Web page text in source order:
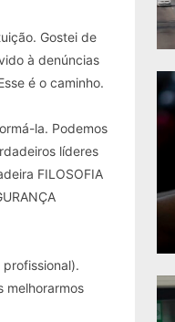
Gostei de
à denúncias
é o caminho.
la. Podemos
líderes
FILOSOFIA
profissional).
melhorarmos